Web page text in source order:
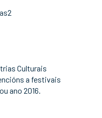
Culturais
a festivais
ano 2016.